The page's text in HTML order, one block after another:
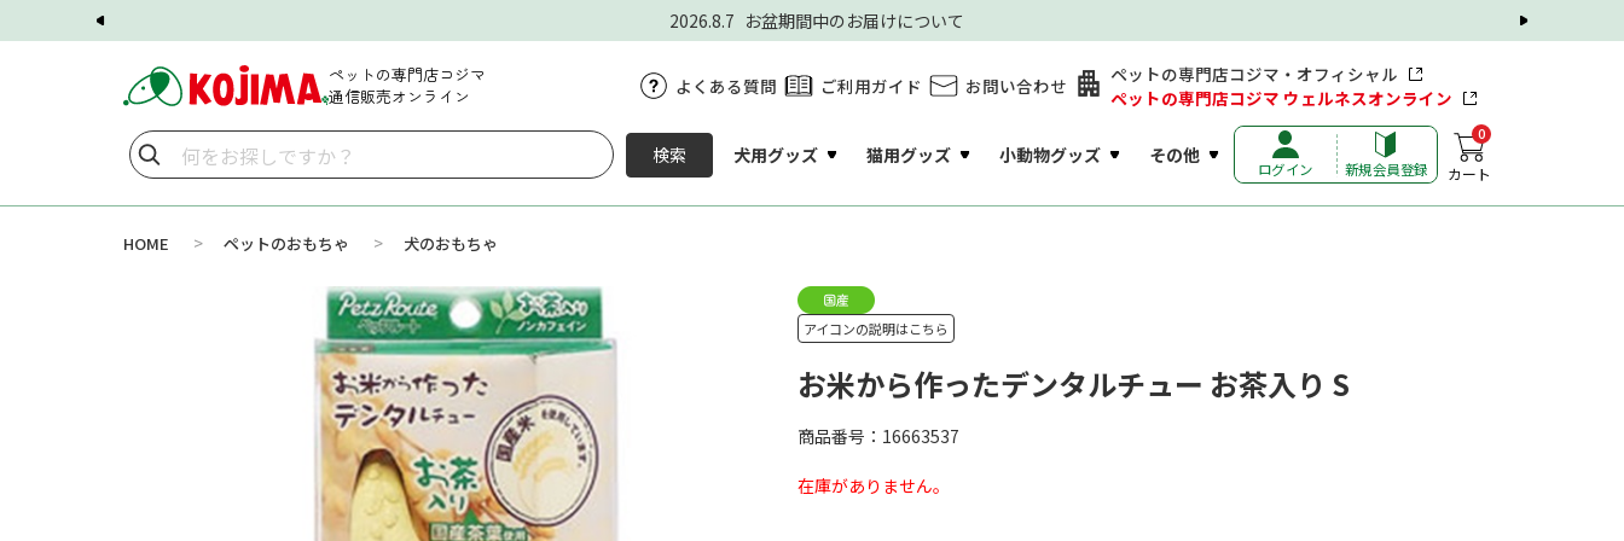
2026.8.7 お盆期間中のお届けについて
ペットの専門店コジマ
通信販売オンライン
よくある質問 ご利用ガイド お問い合わせ
ペットの専門店コジマ・オフィシャル
ペットの専門店コジマ ウェルネスオンライン
検索 犬用グッズ 猫用グッズ 小動物グッズ その他
ログイン 新規会員登録
0
カート
HOME > ペットのおもちゃ > 犬のおもちゃ
アイコンの説明はこちら
お米から作ったデンタルチュー お茶入り S
商品番号：16663537
在庫がありません。